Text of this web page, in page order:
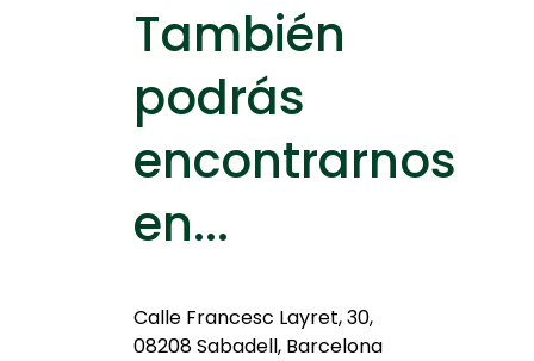
También
podrás
encontrarnos
en...
Calle Francesc Layret, 30,
08208 Sabadell, Barcelona